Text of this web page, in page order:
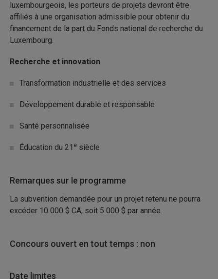
luxembourgeois, les porteurs de projets devront être
affiliés à une organisation admissible pour obtenir du
financement de la part du Fonds national de recherche du
Luxembourg.
Recherche et innovation
Transformation industrielle et des services
Développement durable et responsable
Santé personnalisée
Éducation du 21 e siècle
Remarques sur le programme
La subvention demandée pour un projet retenu ne pourra
excéder 10 000 $ CA, soit 5 000 $ par année.
Concours ouvert en tout temps : non
Date limites